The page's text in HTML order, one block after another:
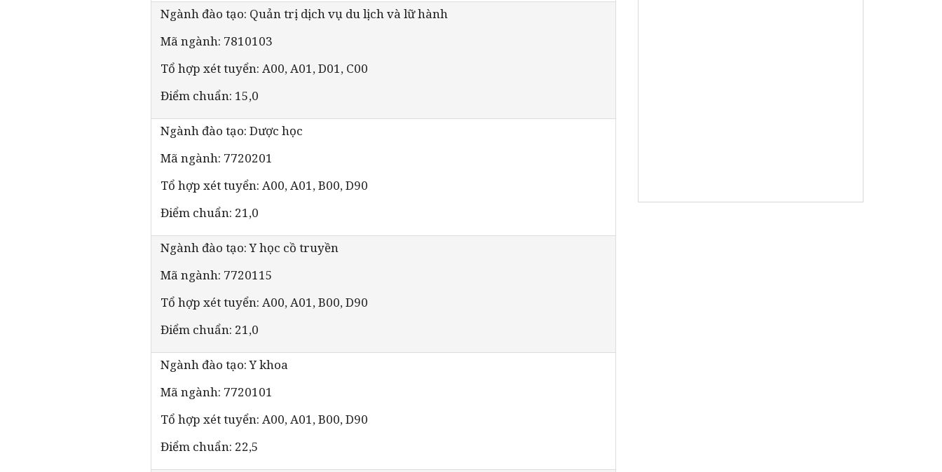
Ngành đào tạo: Quản trị dịch vụ du lịch và lữ hành
Mã ngành: 7810103
Tổ hợp xét tuyển: A00, A01, D01, C00
Điểm chuẩn: 15,0
Ngành đào tạo: Dược học
Mã ngành: 7720201
Tổ hợp xét tuyển: A00, A01, B00, D90
Điểm chuẩn: 21,0
Ngành đào tạo: Y học cồ truyền
Mã ngành: 7720115
Tổ hợp xét tuyển: A00, A01, B00, D90
Điểm chuẩn: 21,0
Ngành đào tạo: Y khoa
Mã ngành: 7720101
Tổ hợp xét tuyển: A00, A01, B00, D90
Điểm chuẩn: 22,5